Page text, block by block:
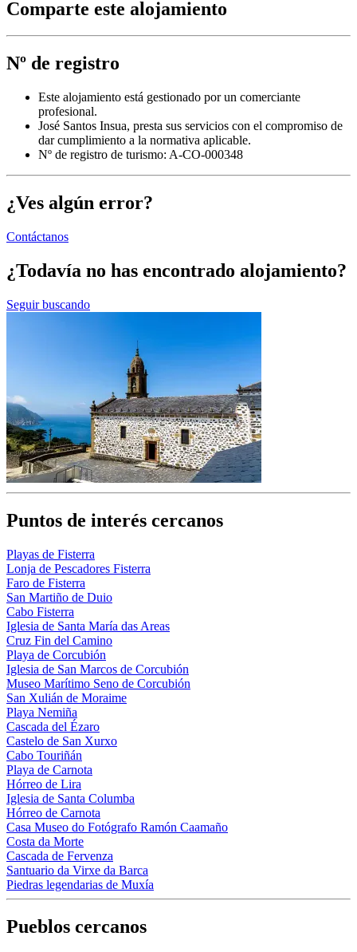
Comparte este alojamiento
Nº de registro
Este alojamiento está gestionado por un comerciante
profesional.
José Santos Insua, presta sus servicios con el compromiso de
dar cumplimiento a la normativa aplicable.
Nº de registro de turismo: A-CO-000348
¿Ves algún error?
Contáctanos
¿Todavía no has encontrado alojamiento?
Seguir buscando
Puntos de interés cercanos
Playas de Fisterra
Lonja de Pescadores Fisterra
Faro de Fisterra
San Martiño de Duio
Cabo Fisterra
Iglesia de Santa María das Areas
Cruz Fin del Camino
Playa de Corcubión
Iglesia de San Marcos de Corcubión
Museo Marítimo Seno de Corcubión
San Xulián de Moraime
Playa Nemiña
Cascada del Ézaro
Castelo de San Xurxo
Cabo Touriñán
Playa de Carnota
Hórreo de Lira
Iglesia de Santa Columba
Hórreo de Carnota
Casa Museo do Fotógrafo Ramón Caamaño
Costa da Morte
Cascada de Fervenza
Santuario da Virxe da Barca
Piedras legendarias de Muxía
Pueblos cercanos